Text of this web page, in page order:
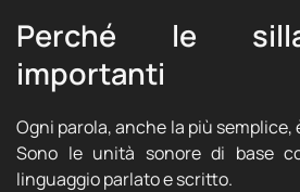
Perché le
importanti
Ogni parola, anche la più semplice,
Sono le unità sonore di base
linguaggio parlato e scritto.